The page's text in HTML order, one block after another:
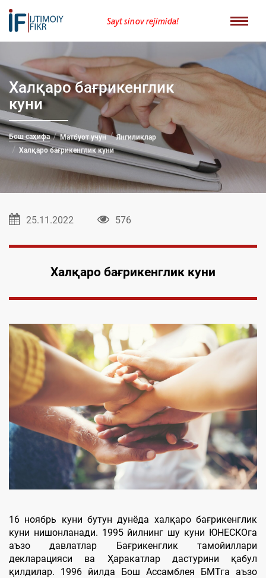
Sayt sinov rejimida!
Халқаро бағрикенглик
куни
Бош саҳифа Матбуот учун
Янгиликлар
Халқаро бағрикенглик куни
25.11.2022 576
Халқаро бағрикенглик куни
16 ноябрь куни бутун дунёда халқаро бағрикенглик
куни нишонланади. 1995 йилнинг шу куни ЮНЕСКОга
аъзо давлатлар Бағрикенглик тамойиллари
декларацияси ва Ҳаракатлар дастурини қабул
қилдилар. 1996 йилда Бош Ассамблея БМТга аъзо